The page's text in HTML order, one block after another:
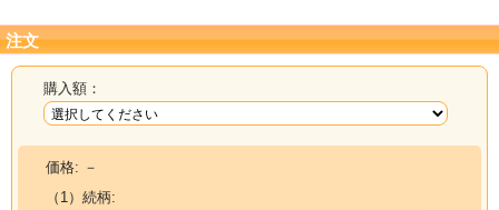
その他
注文
購入額：
価格: －
（1）続柄: